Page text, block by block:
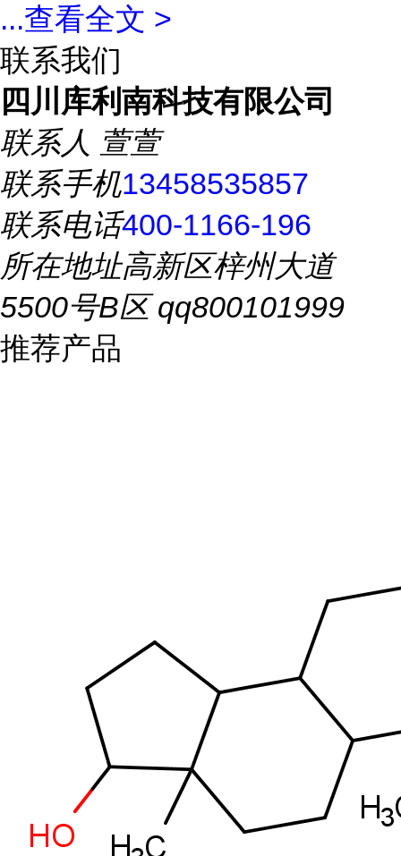
...查看全文 >
联系我们
四川库利南科技有限公司
联系人 萱萱
联系手机13458535857
联系电话400-1166-196
所在地址高新区梓州大道
5500号B区 qq800101999
推荐产品